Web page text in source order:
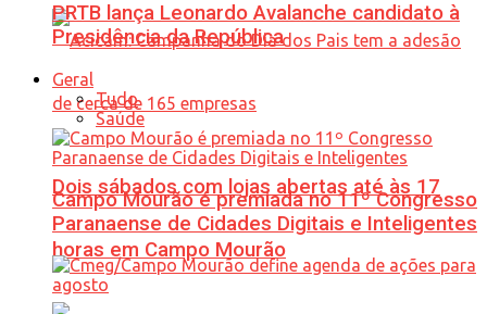
Dois sábados com lojas abertas até às 17
horas em Campo Mourão
PRTB lança Leonardo Avalanche candidato à
Presidência da República
Geral
Tudo
Saúde
Campo Mourão é premiada no 11º Congresso
Paranaense de Cidades Digitais e Inteligentes